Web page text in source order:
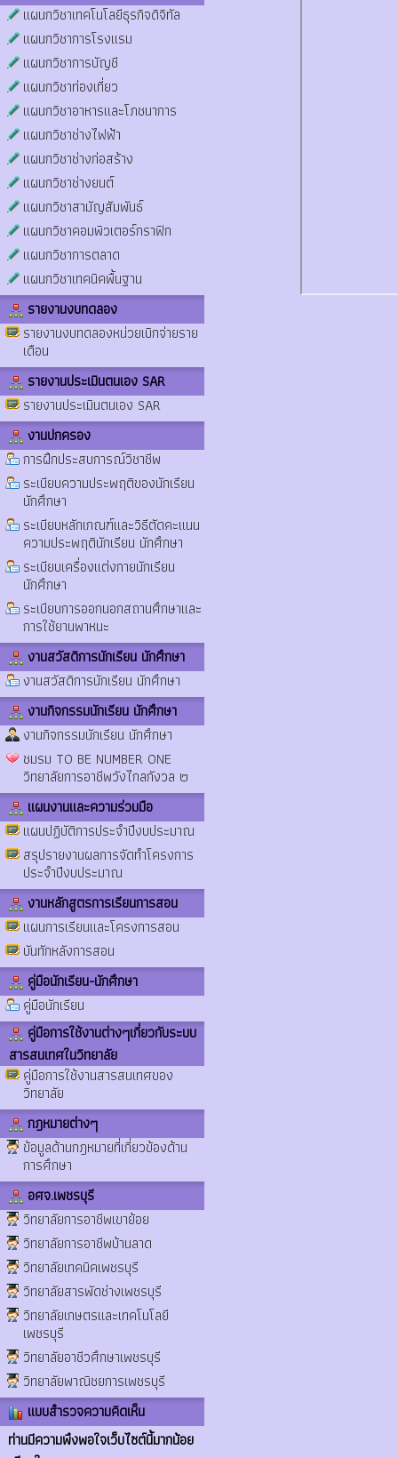
แผนกวิชาเทคโนโลยีธุรกิจดิจิทัล
แผนกวิชาการโรงแรม
แผนกวิชาการบัญชี
แผนกวิชาท่องเที่ยว
แผนกวิชาอาหารและโภชนาการ
แผนกวิชาช่างไฟฟ้า
แผนกวิชาช่างก่อสร้าง
แผนกวิชาช่างยนต์
แผนกวิชาสามัญสัมพันธ์
แผนกวิชาคอมพิวเตอร์กราฟิก
แผนกวิชาการตลาด
แผนกวิชาเทคนิคพื้นฐาน
รายงานงบทดลอง
รายงานงบทดลองหน่วยเบิกจ่ายราย
เดือน
รายงานประเมินตนเอง SAR
รายงานประเมินตนเอง SAR
งานปกครอง
การฝึกประสบการณ์วิชาชีพ
ระเบียบความประพฤติของนักเรียน
นักศึกษา
ระเบียบหลักเกณฑ์และวิธีตัดคะแนน
ความประพฤตินักเรียน นักศึกษา
ระเบียบเครื่องแต่งกายนักเรียน
นักศึกษา
ระเบียบการออกนอกสถานศึกษาและ
การใช้ยานพาหนะ
งานสวัสดิการนักเรียน นักศึกษา
งานสวัสดิการนักเรียน นักศึกษา
งานกิจกรรมนักเรียน นักศึกษา
งานกิจกรรมนักเรียน นักศึกษา
ชมรม TO BE NUMBER ONE
วิทยาลัยการอาชีพวังไกลกังวล ๒
แผนงานและความร่วมมือ
แผนปฏิบัติการประจำปีงบประมาณ
สรุปรายงานผลการจัดทำโครงการ
ประจำปีงบประมาณ
งานหลักสูตรการเรียนการสอน
แผนการเรียนและโครงการสอน
บันทักหลังการสอน
คู่มือนักเรียน-นักศึกษา
คู่มือนักเรียน
คู่มือการใช้งานต่างๆเกี่ยวกับระบบ
สารสนเทศในวิทยาลัย
คู่มือการใช้งานสารสนเทศของ
วิทยาลัย
กฎหมายต่างๆ
ข้อมูลด้านกฎหมายที่เกี่ยวข้องด้าน
การศึกษา
อศจ.เพชรบุรี
วิทยาลัยการอาชีพเขาย้อย
วิทยาลัยการอาชีพบ้านลาด
วิทยาลัยเทคนิคเพชรบุรี
วิทยาลัยสารพัดช่างเพชรบุรี
วิทยาลัยเกษตรและเทคโนโลยี
เพชรบุรี
วิทยาลัยอาชีวศึกษาเพชรบุรี
วิทยาลัยพาณิชยการเพชรบุรี
แบบสำรวจความคิดเห็น
ท่านมีความพึงพอใจเว็บไซต์นี้มากน้อย